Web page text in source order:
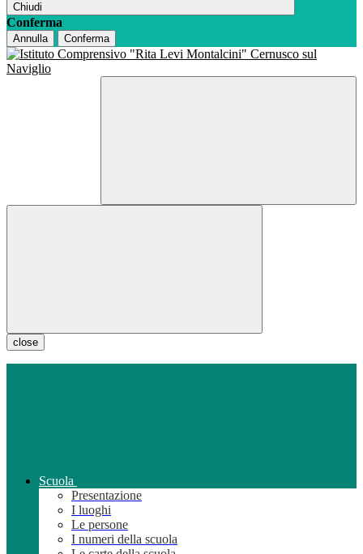
Chiudi
Conferma
Annulla Conferma
close
Scuola
Presentazione
I luoghi
Le persone
I numeri della scuola